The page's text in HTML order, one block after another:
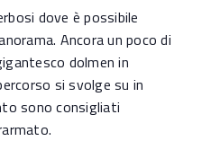
dove è possibile
Ancora un poco di
dolmen in
si svolge su in
sono consigliati